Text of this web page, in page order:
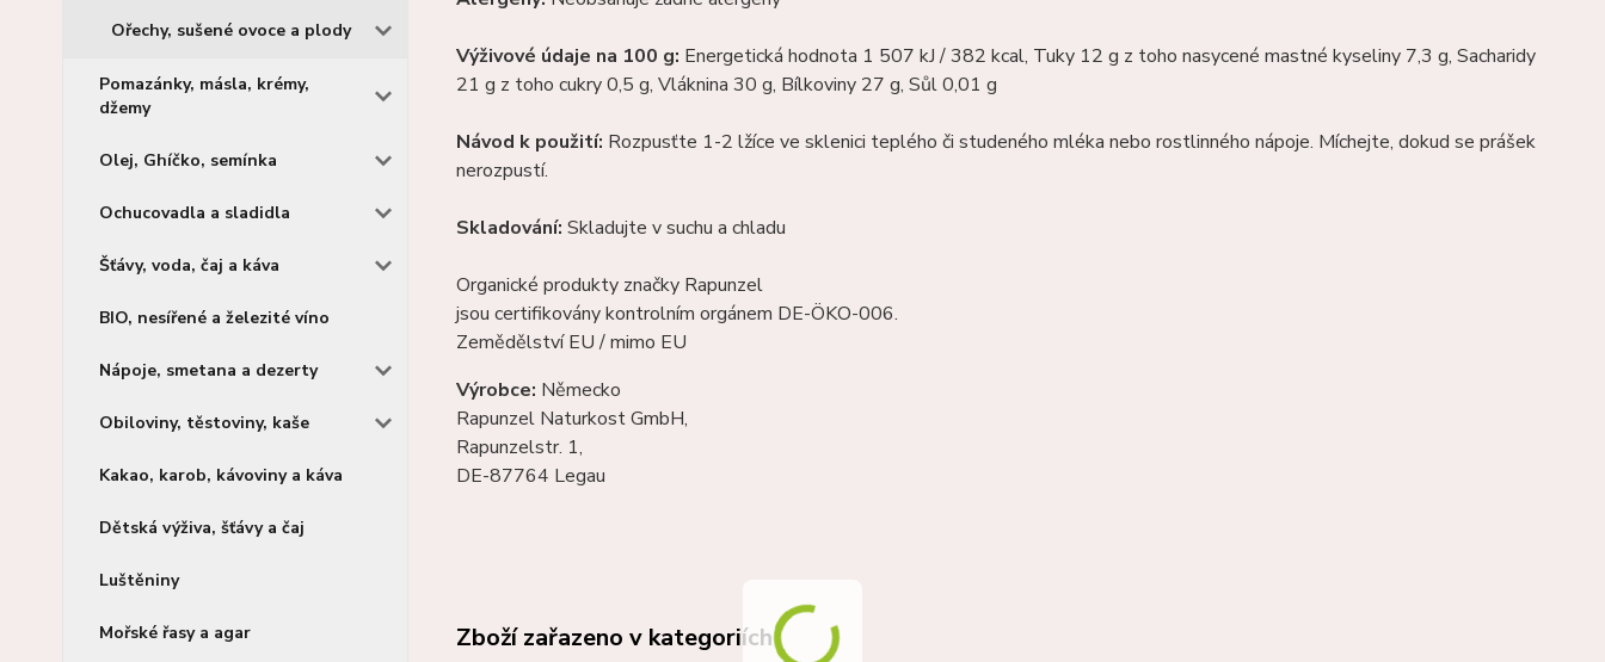
Ořechy, sušené ovoce a plody
Pomazánky, másla, krémy,
džemy
Olej, Ghíčko, semínka
Ochucovadla a sladidla
Šťávy, voda, čaj a káva
BIO, nesířené a železité víno
Nápoje, smetana a dezerty
Obiloviny, těstoviny, kaše
Kakao, karob, kávoviny a káva
Dětská výživa, šťávy a čaj
Luštěniny
Mořské řasy a agar
Výživové údaje na 100 g: Energetická hodnota 1 507 kJ / 382 kcal, Tuky 12 g z toho nasycené mastné kyseliny 7,3 g, Sacharidy
21 g z toho cukry 0,5 g, Vláknina 30 g, Bílkoviny 27 g, Sůl 0,01 g
Návod k použití: Rozpusťte 1-2 lžíce ve sklenici teplého či studeného mléka nebo rostlinného nápoje. Míchejte, dokud se prášek
nerozpustí.
Skladování: Skladujte v suchu a chladu
Organické produkty značky Rapunzel
jsou certifikovány kontrolním orgánem DE-ÖKO-006.
Zemědělství EU / mimo EU
Výrobce: Německo
Rapunzel Naturkost GmbH,
Rapunzelstr. 1,
DE-87764 Legau
Zboží zařazeno v kategoriích